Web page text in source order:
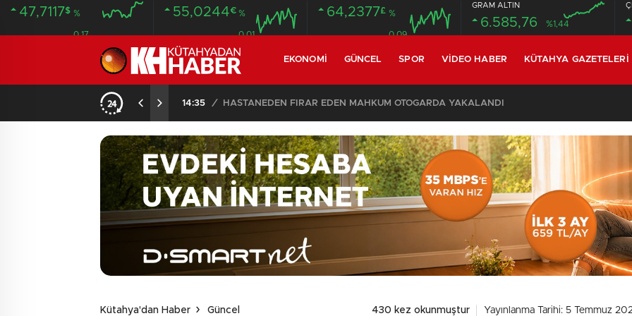
47,7117$ %
0.17
55,0244€ %
0.01
64,2377£ %
0.09
GRAM ALTIN
6.585,76 %1,44
EKONOMI GÜNCEL SPOR VIDEO HABER KÜTAHYA GAZETELERI
20:58 /
Kütahya'dan Haber Güncel 430 kez okunmuştur Yayınlanma Tarihi: 5 Temmuz